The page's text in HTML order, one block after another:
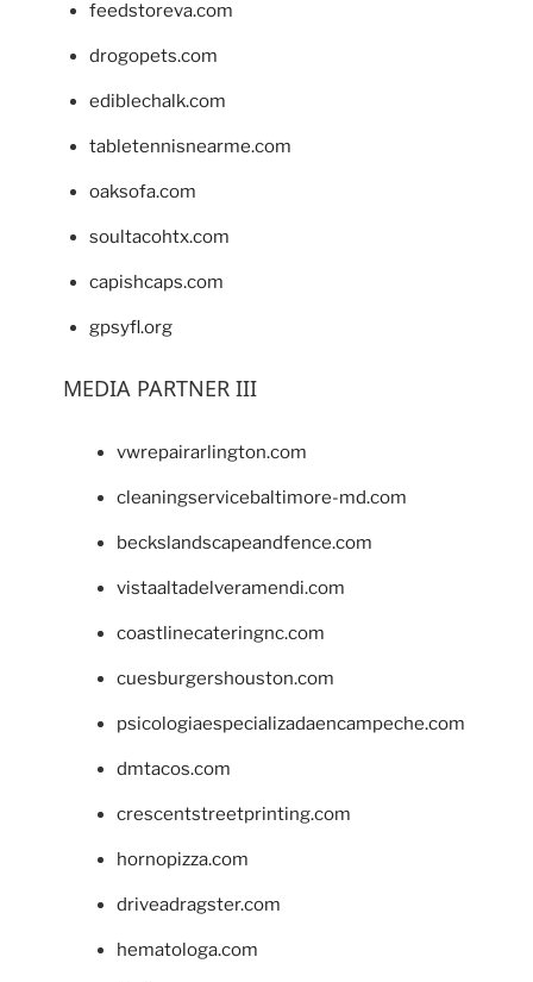
feedstoreva.com
drogopets.com
ediblechalk.com
tabletennisnearme.com
oaksofa.com
soultacohtx.com
capishcaps.com
gpsyfl.org
MEDIA PARTNER III
vwrepairarlington.com
cleaningservicebaltimore-md.com
beckslandscapeandfence.com
vistaaltadelveramendi.com
coastlinecateringnc.com
cuesburgershouston.com
psicologiaespecializadaencampeche.com
dmtacos.com
crescentstreetprinting.com
hornopizza.com
driveadragster.com
hematologa.com